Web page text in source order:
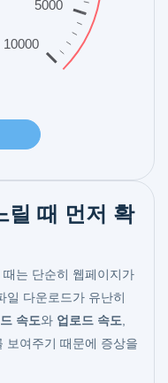
릴 때 먼저 확
는 단순히 웹페이지가
일 다운로드가 유난히
속도와 업로드 속도
보여주기 때문에 증상을